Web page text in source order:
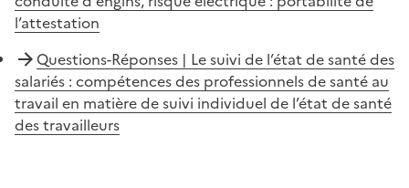
l’attestation
Questions-Réponses | Le suivi de l’état de santé des
salariés : compétences des professionnels de santé au
travail en matière de suivi individuel de l’état de santé
des travailleurs